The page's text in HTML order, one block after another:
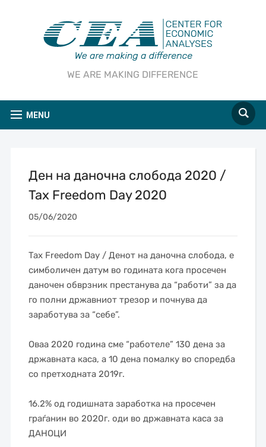
WE ARE MAKING DIFFERENCE
MENU
Ден на даночна слобода 2020 /
Tax Freedom Day 2020
05/06/2020
Tax Freedom Day / Денот на даночна слобода, е
симболичен датум во годината кога просечен
даночен обврзник престанува да “работи” за да
го полни државниот трезор и почнува да
заработува за “себе”.
Оваа 2020 година сме “работеле” 130 дена за
државната каса, а 10 дена помалку во споредба
со претходната 2019г.
16.2% од годишната заработка на просечен
граѓанин во 2020г. оди во државната каса за
ДАНОЦИ